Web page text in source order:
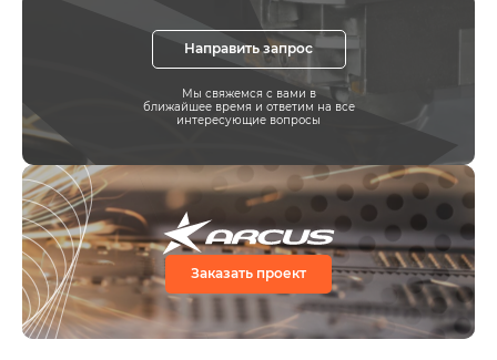
Направить запрос
Мы свяжемся с вами в
ближайшее время и ответим на все
интересующие вопросы
Заказать проект